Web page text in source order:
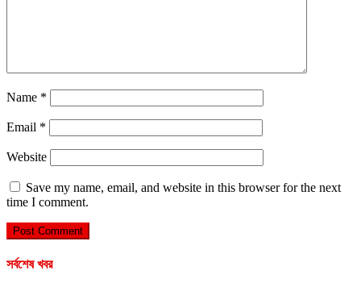
Name *
Email *
Website
Save my name, email, and website in this browser for the next
time I comment.
সর্বশেষ খবর